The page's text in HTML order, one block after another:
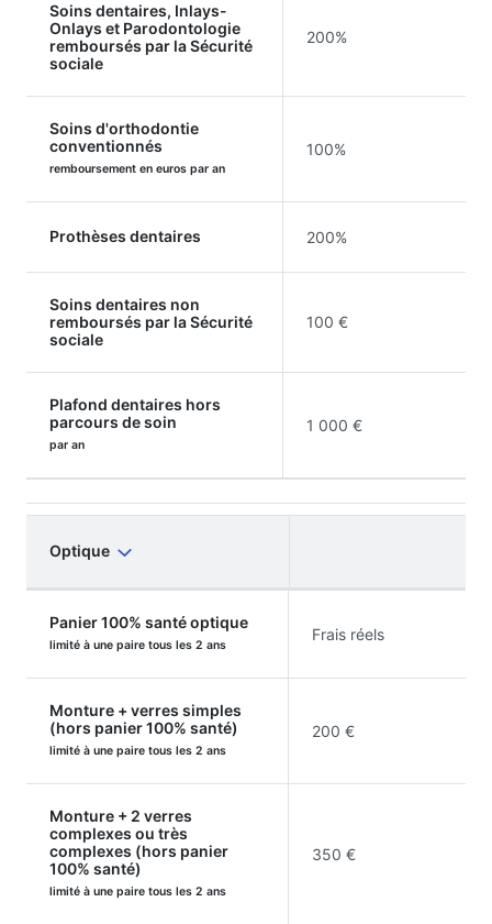
Soins dentaires, Inlays-
Onlays et Parodontologie
remboursés par la Sécurité
sociale
200%
Soins d'orthodontie
conventionnés
remboursement en euros par an
100%
Prothèses dentaires 200%
Soins dentaires non
remboursés par la Sécurité
sociale
100 €
Plafond dentaires hors
parcours de soin
par an
1 000 €
Optique
Panier 100% santé optique
limité à une paire tous les 2 ans
Frais réels
Monture + verres simples
(hors panier 100% santé)
limité à une paire tous les 2 ans
200 €
Monture + 2 verres
complexes ou très
complexes (hors panier
100% santé)
limité à une paire tous les 2 ans
350 €